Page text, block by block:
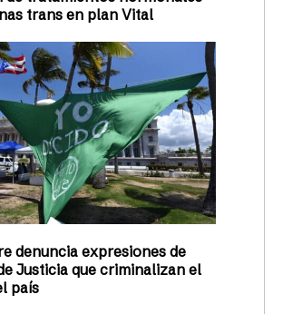
trans en plan Vital
denuncia expresiones de
Justicia que criminalizan el
país